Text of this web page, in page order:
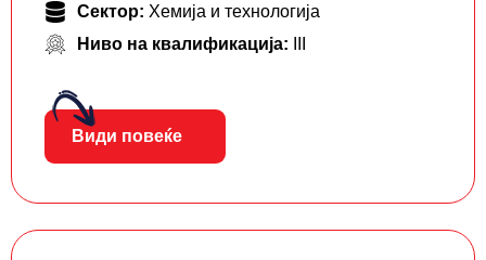
Сектор: Хемија и технологија
Ниво на квалификација:
Види повеќе